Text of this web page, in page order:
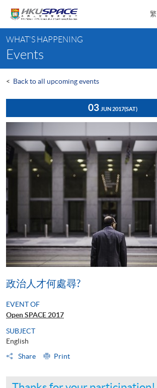
content
繁
content
start
WHAT'S HAPPENING
Events
< Back to all upcoming events
03 JUN 2017(SAT)
政治人才何處尋?
EVENT OF
Open SPACE 2017
SUBJECT
English
Share
Print